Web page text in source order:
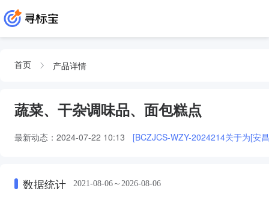
首页 产品详情
蔬菜、干杂调味品、面包糕点
最新动态： 2024-07-22 10:13 [BCZJCS-WZY-2024214关于为[安
数据统计 2021-08-06～2026-08-06